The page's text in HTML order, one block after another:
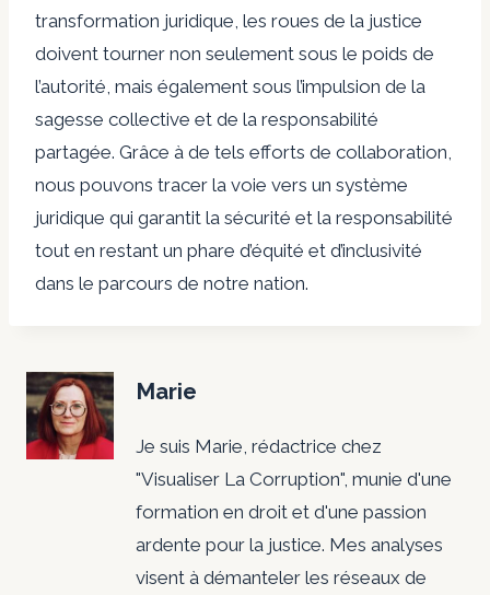
transformation juridique, les roues de la justice
doivent tourner non seulement sous le poids de
l’autorité, mais également sous l’impulsion de la
sagesse collective et de la responsabilité
partagée. Grâce à de tels efforts de collaboration,
nous pouvons tracer la voie vers un système
juridique qui garantit la sécurité et la responsabilité
tout en restant un phare d’équité et d’inclusivité
dans le parcours de notre nation.
Marie
Je suis Marie, rédactrice chez
"Visualiser La Corruption", munie d'une
formation en droit et d'une passion
ardente pour la justice. Mes analyses
visent à démanteler les réseaux de